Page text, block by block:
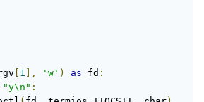
1 ], 'w' ) as fd :
"y\n" :